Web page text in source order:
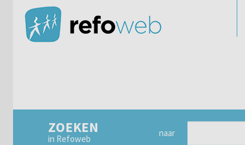
ZOEKEN
in Refoweb
naar